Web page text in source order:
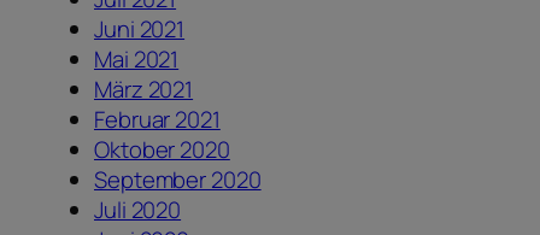
Juni 2021
Mai 2021
März 2021
Februar 2021
Oktober 2020
September 2020
Juli 2020